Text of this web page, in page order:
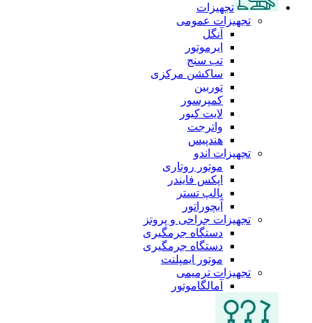
تجهیزات
تجهیزات عمومی
آنگل
ایرموتور
تب سنج
ساکشن مرکزی
توربین
کمپرسور
لایت کیور
واترجت
هندپیس
تجهیزات اندو
موتور روتاری
اپکس فایندر
پالپ تستر
آبچوراتور
تجهیزات جراحی و پروتز
دستگاه جرمگیری
دستگاه جرمگیری
موتور ایمپلنت
تجهیزات ترمیمی
آمالگاموتور